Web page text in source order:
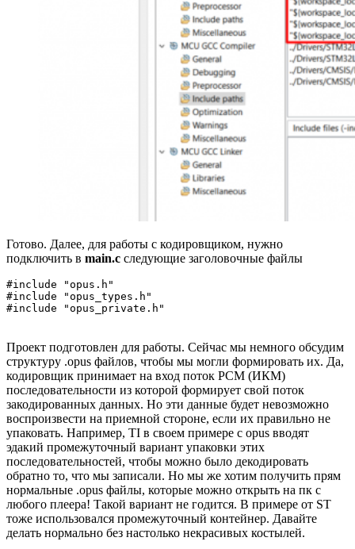
Готово. Далее, для работы с кодировщиком, нужно
подключить в main.c следующие заголовочные файлы
#include "opus.h"
#include "opus_types.h"
#include "opus_private.h"
Проект подготовлен для работы. Сейчас мы немного обсудим
структуру .opus файлов, чтобы мы могли формировать их. Да,
кодировщик принимает на вход поток PCM (ИКМ)
последовательности из которой формирует свой поток
закодированных данных. Но эти данные будет невозможно
воспроизвести на приемной стороне, если их правильно не
упаковать. Например, TI в своем примере с opus вводят
эдакий промежуточный вариант упаковки этих
последовательностей, чтобы можно было декодировать
обратно то, что мы записали. Но мы же хотим получить прям
нормальные .opus файлы, которые можно открыть на пк с
любого плеера! Такой вариант не годится. В примере от ST
тоже использовался промежуточный контейнер. Давайте
делать нормально без настолько некрасивых костылей.